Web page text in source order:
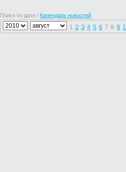
Поиск по дате / Календарь новостей
1 2 3 4 5 6 7 8 9